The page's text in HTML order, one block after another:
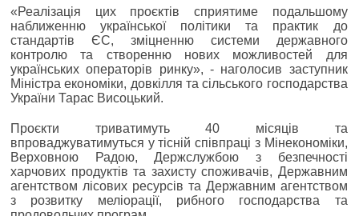
«Реалізація цих проєктів сприятиме подальшому
наближенню української політики та практик до
стандартів ЄС, зміцненню системи державного
контролю та створенню нових можливостей для
українських операторів ринку», - наголосив заступник
Міністра економіки, довкілля та сільського господарства
України Тарас Висоцький.
Проєкти триватимуть 40 місяців та
впроваджуватимуться у тісній співпраці з Мінекономіки,
Верховною Радою, Держслужбою з безпечності
харчових продуктів та захисту споживачів, Державним
агентством лісових ресурсів та Державним агентством
з розвитку меліорації, рибного господарства та